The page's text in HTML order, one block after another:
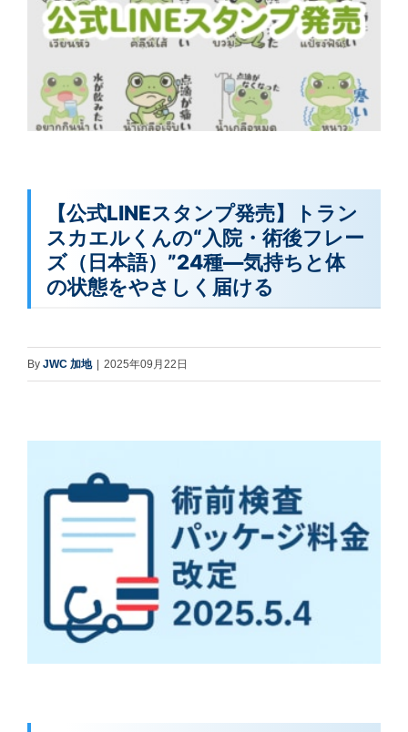
【公式LINEスタンプ発売】トラン
スカエルくんの“入院・術後フレー
ズ（日本語）”24種―気持ちと体
の状態をやさしく届ける
By JWC 加地 2025年09月22日